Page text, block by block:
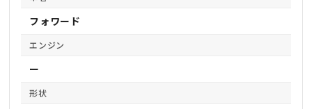
フォワード
エンジン
ー
形状